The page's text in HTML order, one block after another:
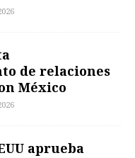
de relaciones
México
aprueba